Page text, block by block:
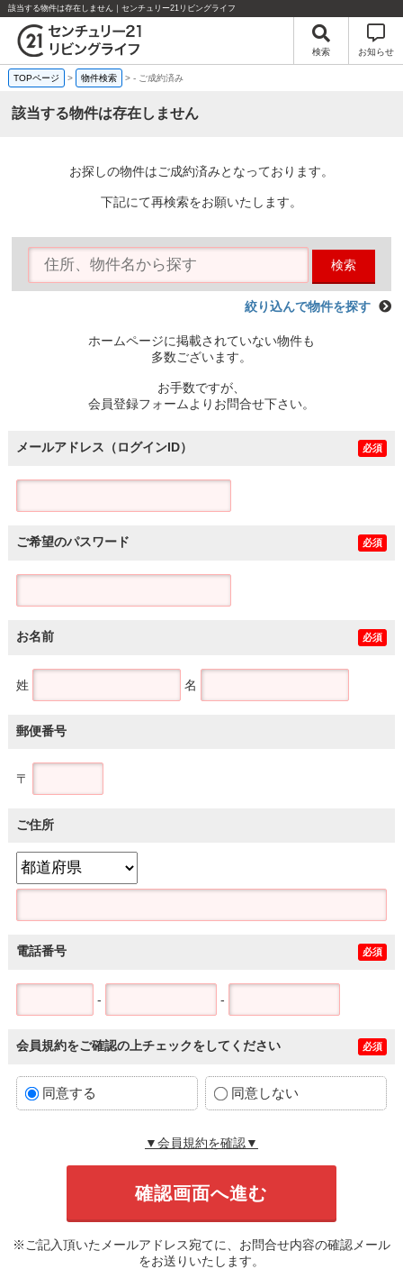
該当する物件は存在しません｜センチュリー21リビングライフ
検索 お知らせ
TOPページ > 物件検索 >- ご成約済み
該当する物件は存在しません
お探しの物件はご成約済みとなっております。
下記にて再検索をお願いたします。
検索
絞り込んで物件を探す
ホームページに掲載されていない物件も
多数ございます。
お手数ですが、
会員登録フォームよりお問合せ下さい。
メールアドレス（ログインID） 必須
ご希望のパスワード 必須
お名前 必須
姓 名
郵便番号
〒
ご住所
電話番号 必須
- -
会員規約をご確認の上チェックをしてください 必須
同意する 同意しない
▼会員規約を確認▼
※ご記入頂いたメールアドレス宛てに、お問合せ内容の確認メール
をお送りいたします。